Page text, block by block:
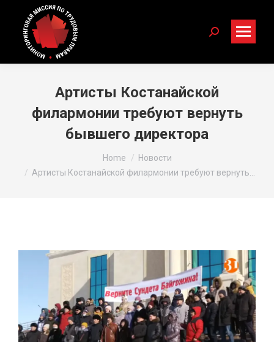
Search:
Артисты Костанайской
филармонии требуют вернуть
бывшего директора
Home
Новости
Артисты Костанайской филармонии требуют вернуть…